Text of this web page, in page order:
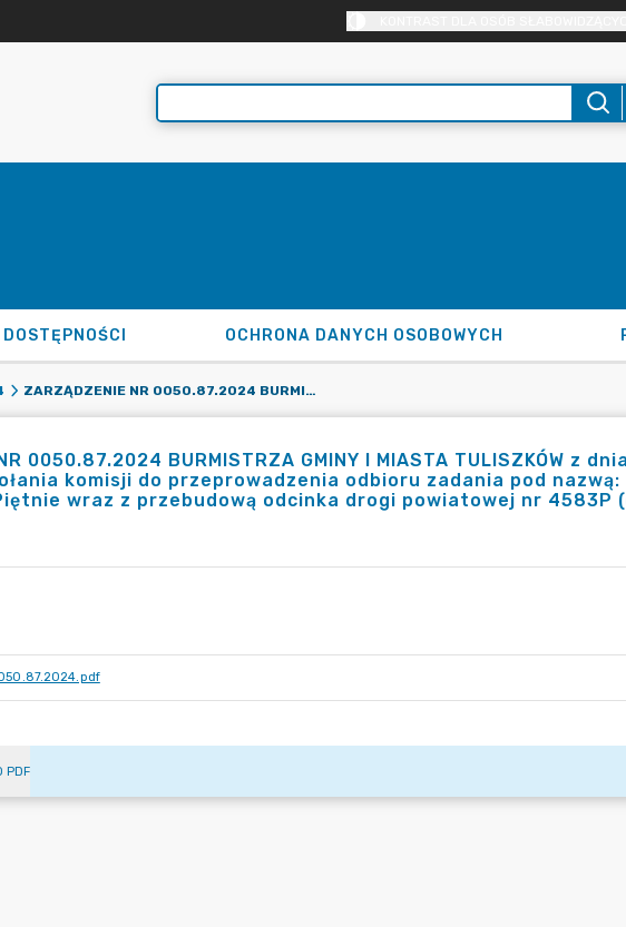
OCHRONA DANYCH OSOBOWYCH
ZARZĄDZENIE NR 0050.87.2024 BURMISTRZA GMINY I MIASTA TULISZKÓW Z DNIA 26 SIERPNIA 2024 R. W SPRAWIE POWOŁANIA KOMISJI DO PRZEPROWADZENIA ODBIORU ZADANIA POD NAZWĄ: BUDOWA DROGI DOJAZDOWEJ W PIĘTNIE WRAZ Z PRZEBUDOWĄ ODCINKA DROGI POWIATOWEJ NR 4583P (DR-343, 181, 187)
0050.87.2024 BURMISTRZA GMINY I MIASTA TULISZKÓW z
komisji do przeprowadzenia odbioru zadania pod
wraz z przebudową odcinka drogi powiatowej nr 4583P
PDF